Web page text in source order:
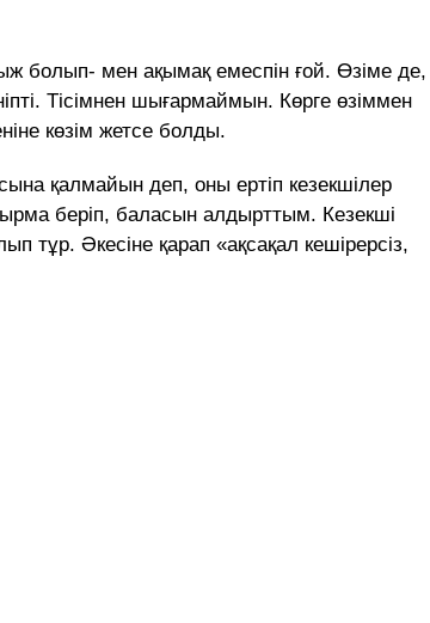
болып- мен ақымақ емеспін ғой. Өзіме де,
Тісімнен шығармаймын. Көрге өзіммен
көзім жетсе болды.
қалмайын деп, оны ертіп кезекшілер
беріп, баласын алдырттым. Кезекші
тұр. Әкесіне қарап «ақсақал кешірерсіз,